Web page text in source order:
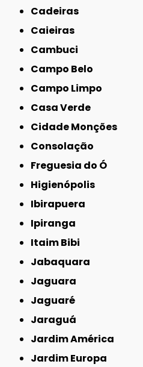
Cadeiras
Caieiras
Cambuci
Campo Belo
Campo Limpo
Casa Verde
Cidade Monções
Consolação
Freguesia do Ó
Higienópolis
Ibirapuera
Ipiranga
Itaim Bibi
Jabaquara
Jaguara
Jaguaré
Jaraguá
Jardim América
Jardim Europa